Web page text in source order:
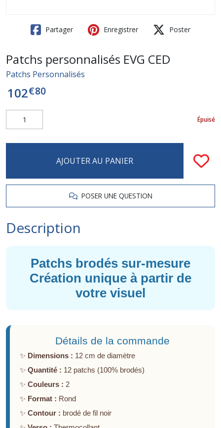
Partager Enregistrer Poster
Patchs personnalisés EVG CED
Patchs Personnalisés
102€80
Épuisé
AJOUTER AU PANIER
POSER UNE QUESTION
Description
Patchs brodés sur-mesure
Création unique à partir de
votre visuel
Détails de la commande
✨ Dimensions : 12 cm de diamètre
✨ Quantité : 12 patchs (100% brodés)
✨ Couleurs : 2
✨ Format : Rond
✨ Contour : brodé de fil noir